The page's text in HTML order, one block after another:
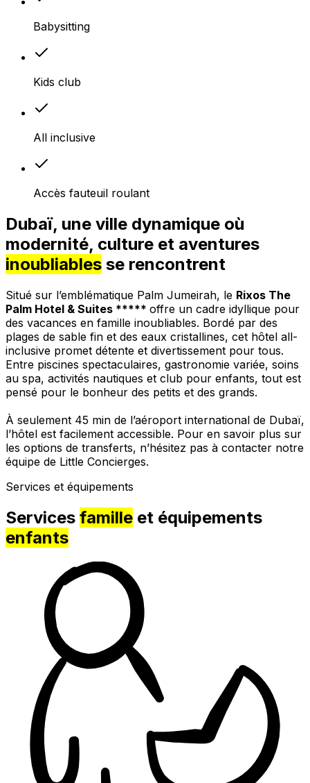
Babysitting
Kids club
All inclusive
Accès fauteuil roulant
Dubaï, une ville dynamique où
modernité, culture et aventures
inoubliables se rencontrent
Situé sur l’emblématique Palm Jumeirah, le Rixos The
Palm Hotel & Suites ***** offre un cadre idyllique pour
des vacances en famille inoubliables. Bordé par des
plages de sable fin et des eaux cristallines, cet hôtel all-
inclusive promet détente et divertissement pour tous.
Entre piscines spectaculaires, gastronomie variée, soins
au spa, activités nautiques et club pour enfants, tout est
pensé pour le bonheur des petits et des grands.
À seulement 45 min de l’aéroport international de Dubaï,
l’hôtel est facilement accessible. Pour en savoir plus sur
les options de transferts, n’hésitez pas à contacter notre
équipe de Little Concierges.
Services et équipements
Services famille et équipements
enfants